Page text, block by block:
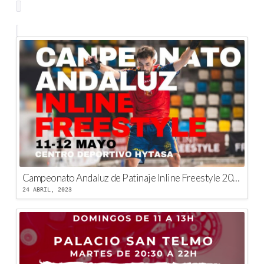
Campeonato Andaluz de Patinaje Inline Freestyle 2023
24 ABRIL, 2023